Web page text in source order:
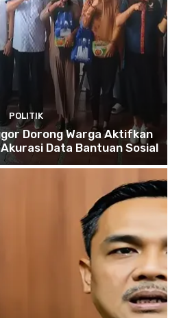
POLITIK
Dorong Warga Aktifkan
Data Bantuan Sosial